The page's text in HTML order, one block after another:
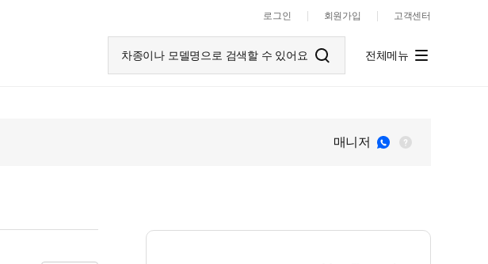
로그인 회원가입 고객센터
차종이나 모델명으로 검색할 수 있어요 전체메뉴
매니저